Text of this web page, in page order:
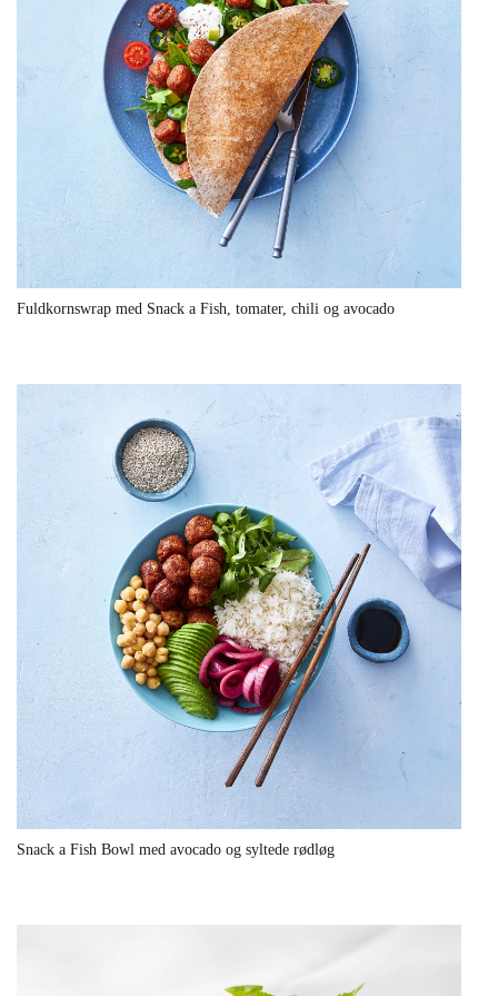
Fuldkornswrap med Snack a Fish, tomater, chili og avocado
Snack a Fish Bowl med avocado og syltede rødløg